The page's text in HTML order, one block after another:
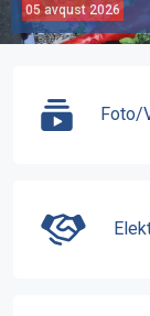
05 avqust 2026
Foto/